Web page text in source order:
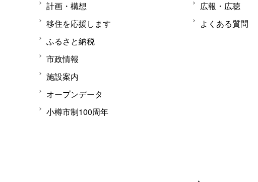
計画・構想
移住を応援します
ふるさと納税
市政情報
施設案内
オープンデータ
小樽市制100周年
広報・広聴
よくある質問